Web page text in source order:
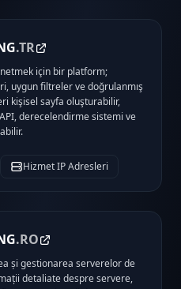
.TR
için bir platform;
uygun filtreler ve doğrulanmış
kişisel sayfa oluşturabilir,
derecelendirme sistemi ve
Hizmet IP Adresleri
.RO
și gestionarea serverelor de
detaliate despre servere,